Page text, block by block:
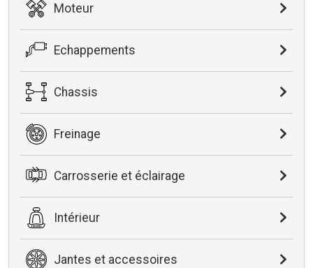
Moteur
Echappements
Chassis
Freinage
Carrosserie et éclairage
Intérieur
Jantes et accessoires